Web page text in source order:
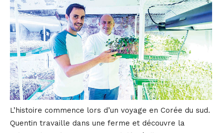
L’histoire commence lors d’un voyage en Corée du sud.
Quentin travaille dans une ferme et découvre la